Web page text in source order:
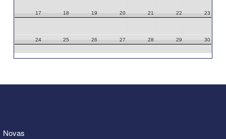
17 18 19 20 21 22 23
24 25 26 27 28 29 30
Novas